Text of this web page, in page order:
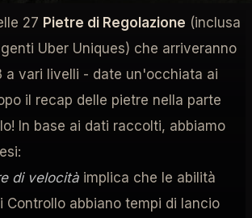
27 Pietre di Regolazione (inclusa
Uber Uniques) che arriveranno
a vari livelli - date un'occhiata ai
il recap delle pietre nella parte
In base ai dati raccolti, abbiamo
di velocitàimplica che le abilità
Controllo abbiano tempi di lancio